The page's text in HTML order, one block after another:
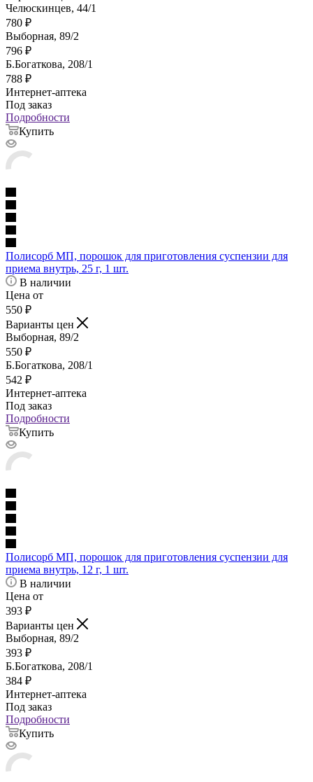
Челюскинцев, 44/1
780 ₽
Выборная, 89/2
796 ₽
Б.Богаткова, 208/1
788 ₽
Интернет-аптека
Под заказ
Подробности
Купить
Полисорб МП, порошок для приготовления суспензии для
приема внутрь, 25 г, 1 шт.
В наличии
Цена от
550 ₽
Варианты цен
Выборная, 89/2
550 ₽
Б.Богаткова, 208/1
542 ₽
Интернет-аптека
Под заказ
Подробности
Купить
Полисорб МП, порошок для приготовления суспензии для
приема внутрь, 12 г, 1 шт.
В наличии
Цена от
393 ₽
Варианты цен
Выборная, 89/2
393 ₽
Б.Богаткова, 208/1
384 ₽
Интернет-аптека
Под заказ
Подробности
Купить